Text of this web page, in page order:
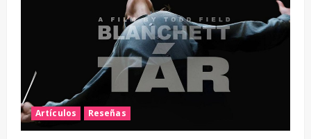
Artículos Reseñas